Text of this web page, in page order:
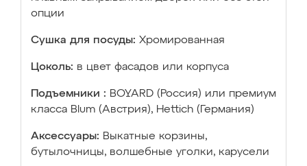
опции
Сушка для посуды: Хромированная
Цоколь: в цвет фасадов или корпуса
Подъемники : BOYARD (Россия) или премиум
класса Blum (Австрия), Hettich (Германия)
Аксессуары: Выкатные корзины,
бутылочницы, волшебные уголки, карусели